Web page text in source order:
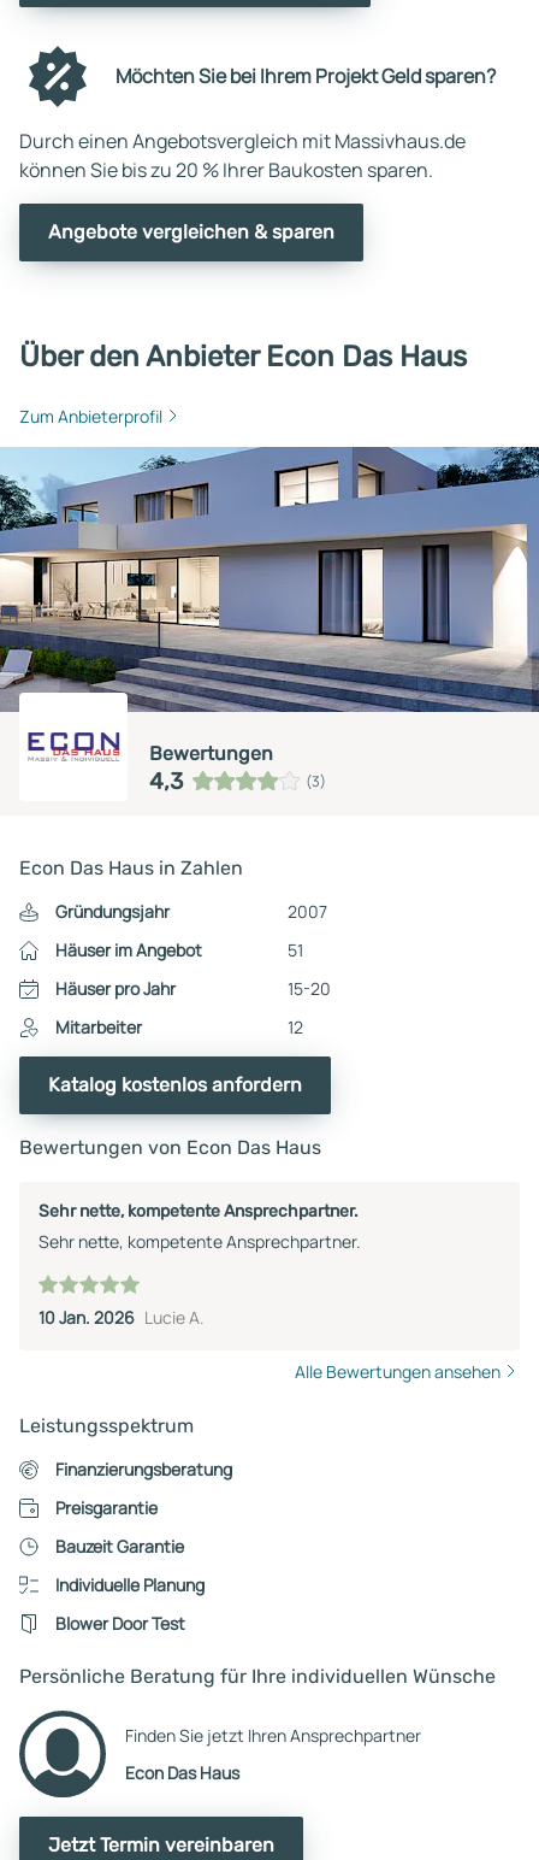
Möchten Sie bei Ihrem Projekt Geld sparen?
Durch einen Angebotsvergleich mit Massivhaus.de
können Sie bis zu 20 % Ihrer Baukosten sparen.
Angebote vergleichen & sparen
Über den Anbieter Econ Das Haus
Zum Anbieterprofil
Bewertungen
4,3 (3)
Econ Das Haus in Zahlen
Gründungsjahr
2007
Häuser im Angebot
51
Häuser pro Jahr
15-20
Mitarbeiter
12
Katalog kostenlos anfordern
Bewertungen von Econ Das Haus
Sehr nette, kompetente Ansprechpartner.
Sehr nette, kompetente Ansprechpartner.
10 Jan. 2026 Lucie A.
Alle Bewertungen ansehen
Leistungsspektrum
Finanzierungsberatung
Preisgarantie
Bauzeit Garantie
Individuelle Planung
Blower Door Test
Persönliche Beratung für Ihre individuellen Wünsche
Finden Sie jetzt Ihren Ansprechpartner
Econ Das Haus
Jetzt Termin vereinbaren